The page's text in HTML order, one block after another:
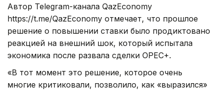
Автор Telegram-канала QazEconomy
https://t.me/QazEconomy отмечает, что прошлое
решение о повышении ставки было продиктовано
реакцией на внешний шок, который испытала
экономика после развала сделки OPEC+.
«В тот момент это решение, которое очень
многие критиковали, позволило, как «выразился»